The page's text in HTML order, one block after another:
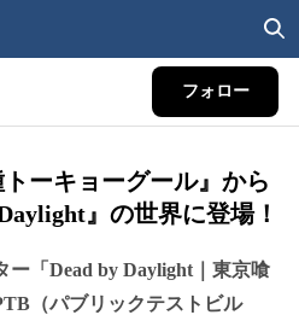
フォロー
ーキョーグール』から
』の世界に登場！
ー「Dead by Daylight｜東京喰
（パブリックテストビル